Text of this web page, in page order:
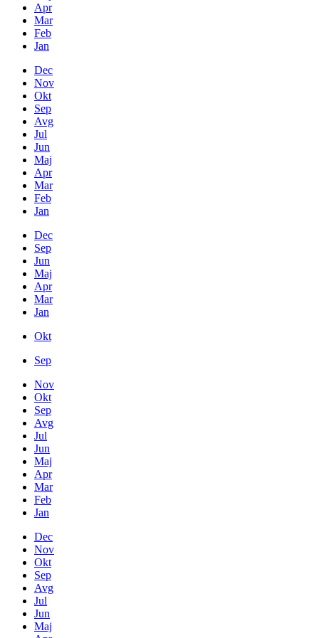
Apr
Mar
Feb
Jan
Dec
Nov
Okt
Sep
Avg
Jul
Jun
Maj
Apr
Mar
Feb
Jan
Dec
Sep
Jun
Maj
Apr
Mar
Jan
Okt
Sep
Nov
Okt
Sep
Avg
Jul
Jun
Maj
Apr
Mar
Feb
Jan
Dec
Nov
Okt
Sep
Avg
Jul
Jun
Maj